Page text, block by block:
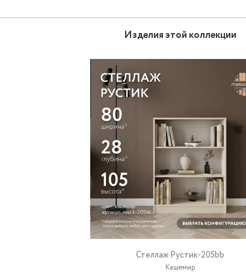
Изделия этой коллекции
Стеллаж Рустик-205bb
Кашемир